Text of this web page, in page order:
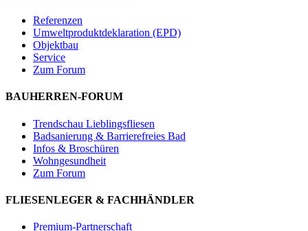
Referenzen
Umweltproduktdeklaration (EPD)
Objektbau
Service
Zum Forum
BAUHERREN-FORUM
Trendschau Lieblingsfliesen
Badsanierung & Barrierefreies Bad
Infos & Broschüren
Wohngesundheit
Zum Forum
FLIESENLEGER & FACHHÄNDLER
Premium-Partnerschaft